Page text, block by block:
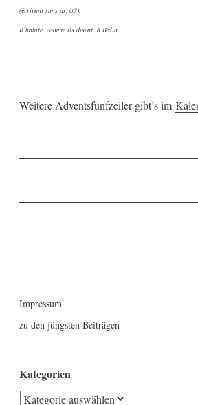
(écrivant sans arrêt?).
Il habite, comme ils disent, à Balin.
Weitere Adventsfünfzeiler gibt’s im
Impressum
zu den jüngsten Beiträgen
Kategorien
Kategorien